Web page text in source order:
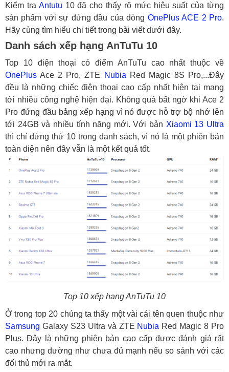
Kiểm tra Antutu 10 đã cho thấy rõ mức hiệu suất của từng
sản phẩm với sự đứng đầu của dòng OnePlus ACE 2 Pro.
Hãy cùng tìm hiểu chi tiết trong bài viết dưới đây.
Danh sách xếp hạng AnTuTu 10
Top 10 điện thoại có điểm AnTuTu cao nhất thuộc về
OnePlus Ace 2 Pro, ZTE Nubia Red Magic 8S Pro,...Đây
đều là những chiếc điện thoại cao cấp nhất hiện tại mang
tới nhiều công nghệ hiện đại. Không quá bất ngờ khi Ace 2
Pro đứng đầu bảng xếp hạng vì nó được hỗ trợ bộ nhớ lên
tới 24GB và nhiều tính năng mới. Với bản Xiaomi 13 Ultra
thì chỉ đứng thứ 10 trong danh sách, vì nó là một phiên bản
toàn diện nên đây vẫn là một kết quả tốt.
Top 10 xếp hạng AnTuTu 10
Ở trong top 20 chúng ta thấy một vài cái tên quen thuộc như
Samsung Galaxy S23 Ultra và ZTE Nubia Red Magic 8 Pro
Plus. Đây là những phiên bản cao cấp được đánh giá rất
cao nhưng dường như chưa đủ mạnh nếu so sánh với các
đối thủ mới ra mắt.